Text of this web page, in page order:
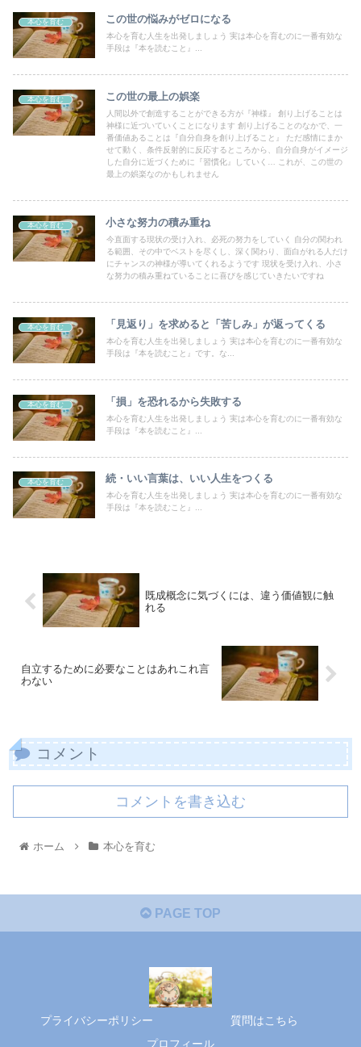
本心を育む この世の悩みがゼロになる
本心を育む人生を出発しましょう 実は本心を育むのに一番有効な
手段は『本を読むこと』...
本心を育む この世の最上の娯楽
人間以外で創造することができる方が『神様』 創り上げることは
神様に近づいていくことになります 創り上げることのなかで、一
番価値あることは『自分自身を創り上げること』 ただ感情にまか
せて動く、条件反射的に反応するところから、自分自身がイメージ
した自分に近づくために『習慣化』していく… これが、この世の
最上の娯楽なのかもしれません
本心を育む 小さな努力の積み重ね
今直面する現状の受け入れ、必死の努力をしていく 自分の関われ
る範囲、その中でベストを尽くし、深く関わり、面白がれる人だけ
にチャンスの神様が導いてくれるようです 現状を受け入れ、小さ
な努力の積み重ねていることに喜びを感じていきたいですね
本心を育む 「見返り」を求めると「苦しみ」が返ってくる
本心を育む人生を出発しましょう 実は本心を育むのに一番有効な
手段は『本を読むこと』です。な...
本心を育む 「損」を恐れるから失敗する
本心を育む人生を出発しましょう 実は本心を育むのに一番有効な
手段は『本を読むこと』...
本心を育む 続・いい言葉は、いい人生をつくる
本心を育む人生を出発しましょう 実は本心を育むのに一番有効な
手段は『本を読むこと』...
既成概念に気づくには、違う価値観に触
れる
自立するために必要なことはあれこれ言
わない
コメント
コメントを書き込む
ホーム 本心を育む
PAGE TOP
プライバシーポリシー
質問はこちら
プロフィール